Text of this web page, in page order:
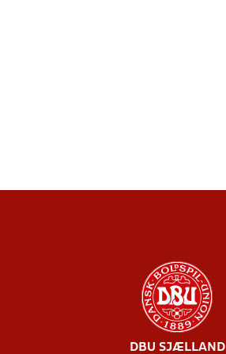
DBU SJÆLLAND